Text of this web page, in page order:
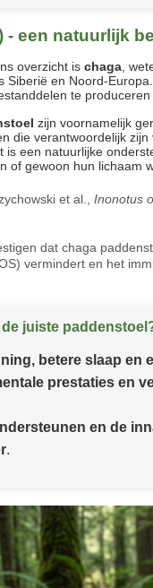
- een natuurlijk
overzicht is chaga ,
Siberië en Noord-
te
zijn voornamelijk
die verantwoordelijk
is een natuurlijke
of gewoon hun lichaam
et al., Inonotus
dat chaga
) vermindert en het
juiste
betere slaap en
prestaties en
en de
.